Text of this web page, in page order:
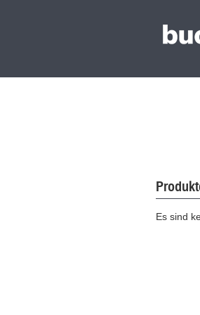
Es sind